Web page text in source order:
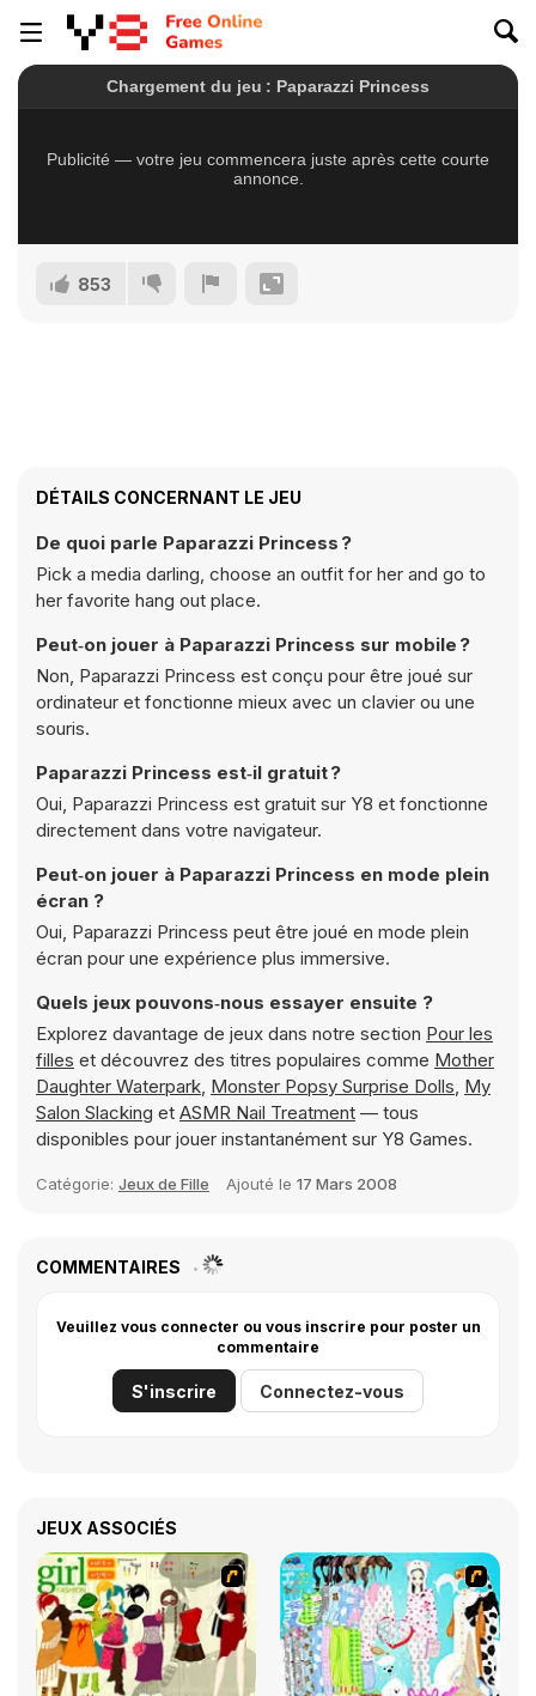
853
DÉTAILS CONCERNANT LE JEU
De quoi parle Paparazzi Princess ?
Pick a media darling, choose an outfit for her and go to
her favorite hang out place.
Peut‑on jouer à Paparazzi Princess sur mobile ?
Non, Paparazzi Princess est conçu pour être joué sur
ordinateur et fonctionne mieux avec un clavier ou une
souris.
Paparazzi Princess est‑il gratuit ?
Oui, Paparazzi Princess est gratuit sur Y8 et fonctionne
directement dans votre navigateur.
Peut‑on jouer à Paparazzi Princess en mode plein
écran ?
Oui, Paparazzi Princess peut être joué en mode plein
écran pour une expérience plus immersive.
Quels jeux pouvons‑nous essayer ensuite ?
Explorez davantage de jeux dans notre section Pour les
filles et découvrez des titres populaires comme Mother
Daughter Waterpark, Monster Popsy Surprise Dolls, My
Salon Slacking et ASMR Nail Treatment — tous
disponibles pour jouer instantanément sur Y8 Games.
Catégorie: Jeux de Fille Ajouté le 17 Mars 2008
COMMENTAIRES
Veuillez vous connecter ou vous inscrire pour poster un
commentaire
S'inscrire Connectez-vous
JEUX ASSOCIÉS